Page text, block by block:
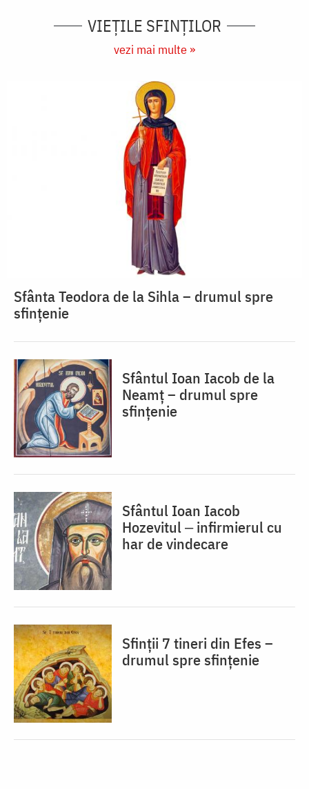
VIEŢILE SFINŢILOR
vezi mai multe »
Sfânta Teodora de la Sihla – drumul spre
sfințenie
Sfântul Ioan Iacob de la
Neamț – drumul spre
sfințenie
Sfântul Ioan Iacob
Hozevitul ‒ infirmierul cu
har de vindecare
Sfinții 7 tineri din Efes –
drumul spre sfințenie